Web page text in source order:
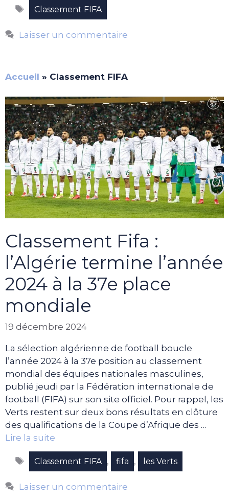
Étiquettes
Classement FIFA
Laisser un commentaire
Accueil » Classement FIFA
Classement Fifa :
l’Algérie termine l’année
2024 à la 37e place
mondiale
19 décembre 2024
La sélection algérienne de football boucle
l’année 2024 à la 37e position au classement
mondial des équipes nationales masculines,
publié jeudi par la Fédération internationale de
football (FIFA) sur son site officiel. Pour rappel, les
Verts restent sur deux bons résultats en clôture
des qualifications de la Coupe d’Afrique des …
Lire la suite
Étiquettes
Classement FIFA , fifa , les Verts
Laisser un commentaire